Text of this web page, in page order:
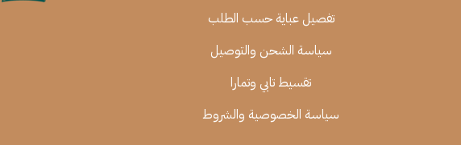
تفصيل عباية حسب الطلب
سياسة الشحن والتوصيل
تقسيط تابي وتمارا
سياسة الخصوصية والشروط